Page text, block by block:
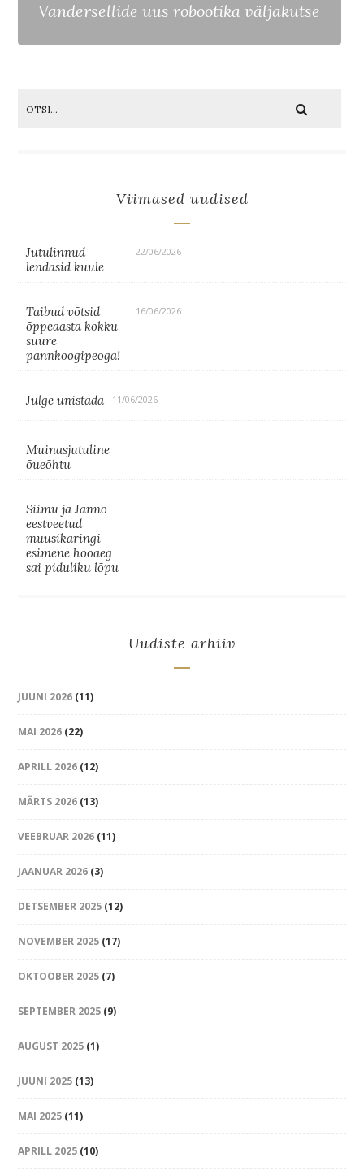
Vandersellide uus robootika väljakutse
Viimased uudised
Jutulinnud
lendasid kuule
22/06/2026
Taibud võtsid
õppeaasta kokku
suure
pannkoogipeoga!
16/06/2026
Julge unistada 11/06/2026
Muinasjutuline
õueõhtu
Siimu ja Janno
eestveetud
muusikaringi
esimene hooaeg
sai piduliku lõpu
Uudiste arhiiv
JUUNI 2026 (11)
MAI 2026 (22)
APRILL 2026 (12)
MÄRTS 2026 (13)
VEEBRUAR 2026 (11)
JAANUAR 2026 (3)
DETSEMBER 2025 (12)
NOVEMBER 2025 (17)
OKTOOBER 2025 (7)
SEPTEMBER 2025 (9)
AUGUST 2025 (1)
JUUNI 2025 (13)
MAI 2025 (11)
APRILL 2025 (10)